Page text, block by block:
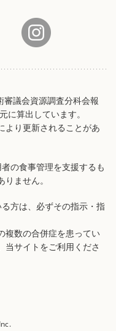
議会資源調査分科会報
に算出しています。
より更新されることがあ
の食事管理を支援するも
ません。
方は、必ずその指示・指
複数の合併症を患ってい
当サイトをご利用くださ